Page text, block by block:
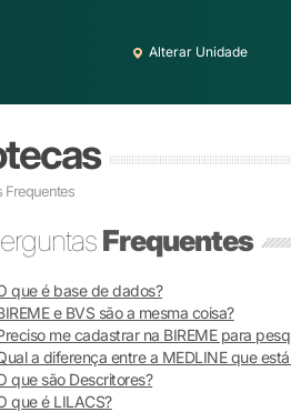
Alterar Unidade
Frequentes
Frequentes
que é base de dados?
e BVS são a mesma coisa?
me cadastrar na BIREME para
a diferença entre a MEDLINE que
que são Descritores?
que é LILACS?